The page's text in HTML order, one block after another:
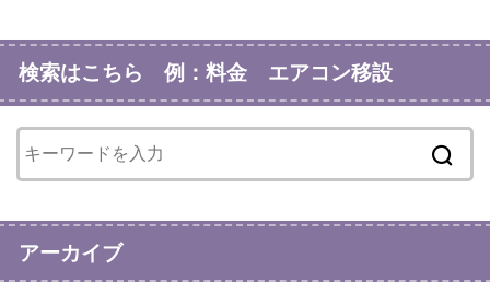
検索はこちら 例：料金 エアコン移設
アーカイブ